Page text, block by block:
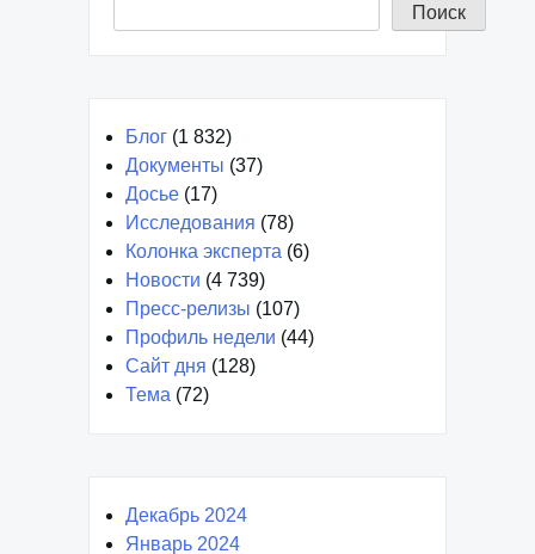
Поиск
Блог (1 832)
Документы (37)
Досье (17)
Исследования (78)
Колонка эксперта (6)
Новости (4 739)
Пресс-релизы (107)
Профиль недели (44)
Сайт дня (128)
Тема (72)
Декабрь 2024
Январь 2024